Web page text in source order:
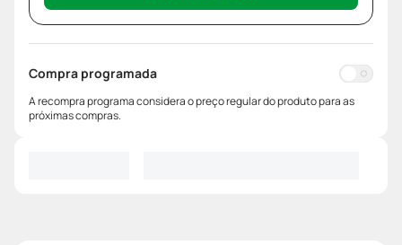
Compra programada
A recompra programa considera o preço regular do produto para as
próximas compras.